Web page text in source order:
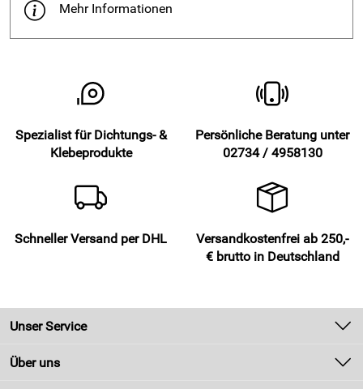
Mehr Informationen
Spezialist für Dichtungs- &
Klebeprodukte
Persönliche Beratung unter
02734 / 4958130
Schneller Versand per DHL
Versandkostenfrei ab 250,-
€ brutto in Deutschland
Unser Service
Kontakt
Über uns